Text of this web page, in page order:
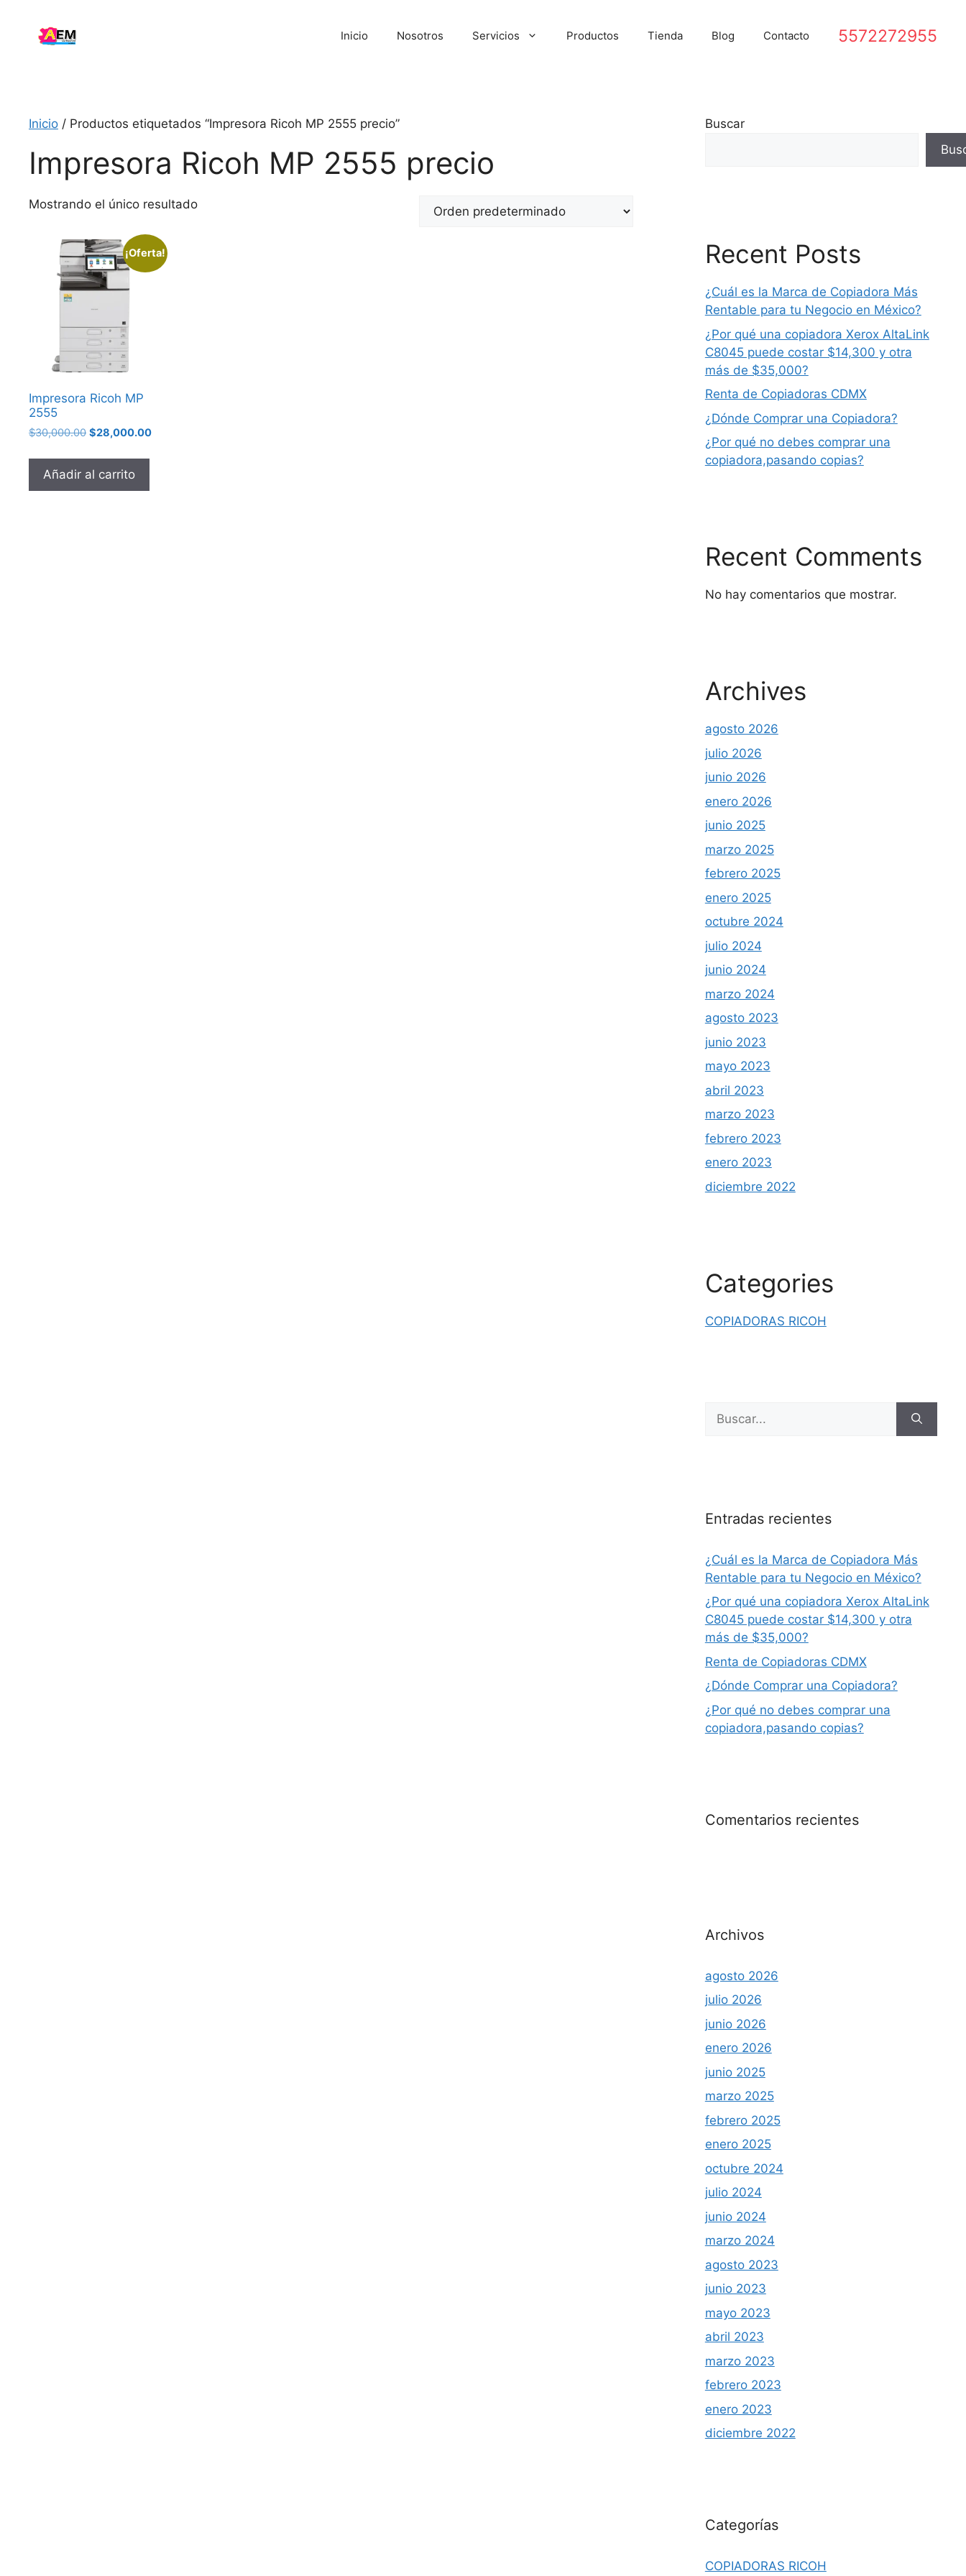
contenido
Inicio Nosotros Servicios Productos Tienda Blog Contacto 5572272955
Inicio / Productos etiquetados “Impresora Ricoh MP 2555 precio”
Impresora Ricoh MP 2555 precio
Mostrando el único resultado
¡Oferta!
Impresora Ricoh MP
2555
$30,000.00 El
original
era:
$30,000.00.
$28,000.00El
Añadir al carrito
Buscar
Recent Posts
¿Cuál es la Marca de Copiadora Más
Rentable para tu Negocio en México?
¿Por qué una copiadora Xerox AltaLink
C8045 puede costar $14,300 y otra
más de $35,000?
Renta de Copiadoras CDMX
¿Dónde Comprar una Copiadora?
¿Por qué no debes comprar una
copiadora,pasando copias?
Recent Comments
No hay comentarios que mostrar.
Archives
agosto 2026
julio 2026
junio 2026
enero 2026
junio 2025
marzo 2025
febrero 2025
enero 2025
octubre 2024
julio 2024
junio 2024
marzo 2024
agosto 2023
junio 2023
mayo 2023
abril 2023
marzo 2023
febrero 2023
enero 2023
diciembre 2022
Categories
COPIADORAS RICOH
Entradas recientes
¿Cuál es la Marca de Copiadora Más
Rentable para tu Negocio en México?
¿Por qué una copiadora Xerox AltaLink
C8045 puede costar $14,300 y otra
más de $35,000?
Renta de Copiadoras CDMX
¿Dónde Comprar una Copiadora?
¿Por qué no debes comprar una
copiadora,pasando copias?
Comentarios recientes
Archivos
agosto 2026
julio 2026
junio 2026
enero 2026
junio 2025
marzo 2025
febrero 2025
enero 2025
octubre 2024
julio 2024
junio 2024
marzo 2024
agosto 2023
junio 2023
mayo 2023
abril 2023
marzo 2023
febrero 2023
enero 2023
diciembre 2022
Categorías
COPIADORAS RICOH